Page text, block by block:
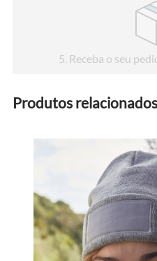
5 . Receba o seu
Produtos relacionados